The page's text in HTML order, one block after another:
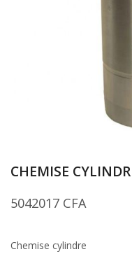
CHEMISE
5042017 CFA
Chemise cylindre